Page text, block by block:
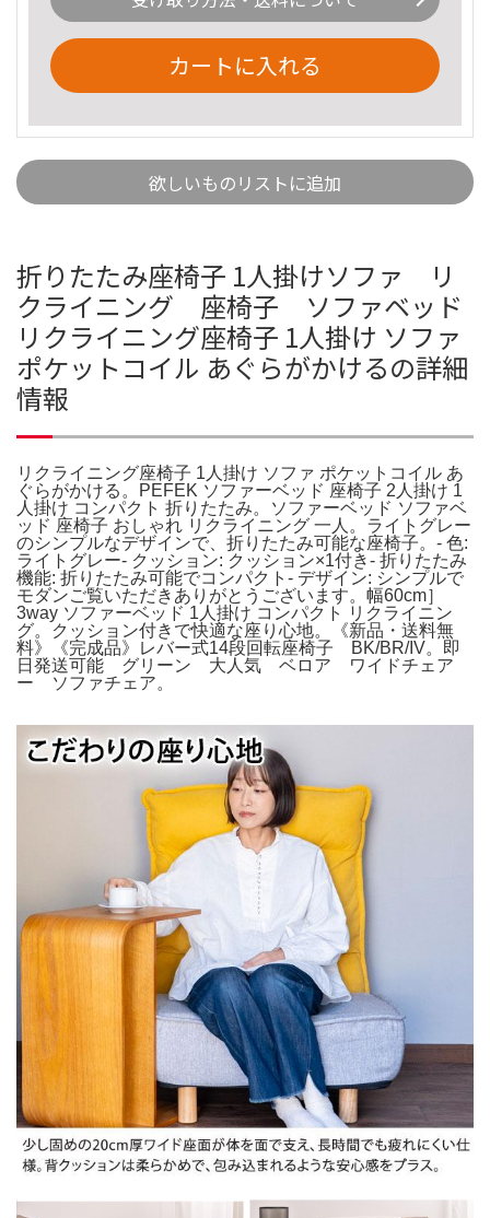
カートに入れる
欲しいものリストに追加
折りたたみ座椅子 1人掛けソファ リ
クライニング 座椅子 ソファベッド
リクライニング座椅子 1人掛け ソファ
ポケットコイル あぐらがかけるの詳細
情報
リクライニング座椅子 1人掛け ソファ ポケットコイル あ
ぐらがかける。PEFEK ソファーベッド 座椅子 2人掛け 1
人掛け コンパクト 折りたたみ。ソファーベッド ソファベ
ッド 座椅子 おしゃれ リクライニング 一人。ライトグレー
のシンプルなデザインで、折りたたみ可能な座椅子。- 色:
ライトグレー- クッション: クッション×1付き- 折りたたみ
機能: 折りたたみ可能でコンパクト- デザイン: シンプルで
モダンご覧いただきありがとうございます。幅60cm］
3way ソファーベッド 1人掛け コンパクト リクライニン
グ。クッション付きで快適な座り心地。《新品・送料無
料》《完成品》レバー式14段回転座椅子 BK/BR/IV。即
日発送可能 グリーン 大人気 ベロア ワイドチェア
ー ソファチェア。